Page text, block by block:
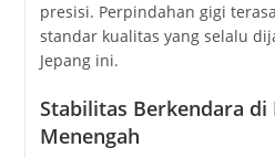
presisi. Perpindahan gigi
standar kualitas yang selalu
Jepang ini.
Stabilitas Berkendara di
Menengah